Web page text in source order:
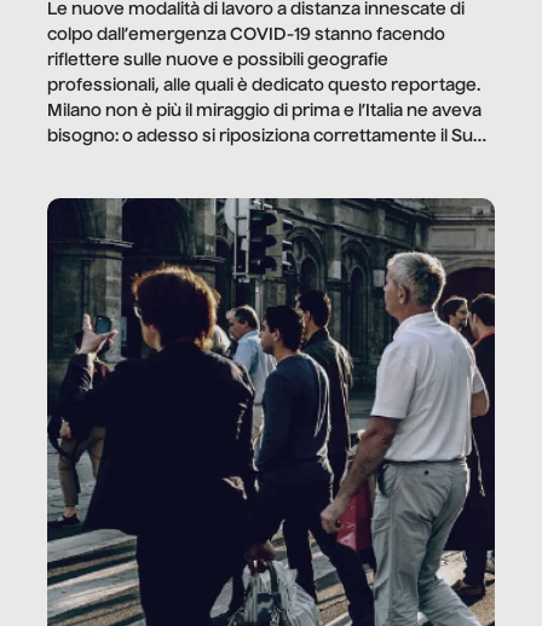
Le nuove modalità di lavoro a distanza innescate di
colpo dall’emergenza COVID-19 stanno facendo
riflettere sulle nuove e possibili geografie
professionali, alle quali è dedicato questo reportage.
Milano non è più il miraggio di prima e l’Italia ne aveva
bisogno: o adesso si riposiziona correttamente il Sud